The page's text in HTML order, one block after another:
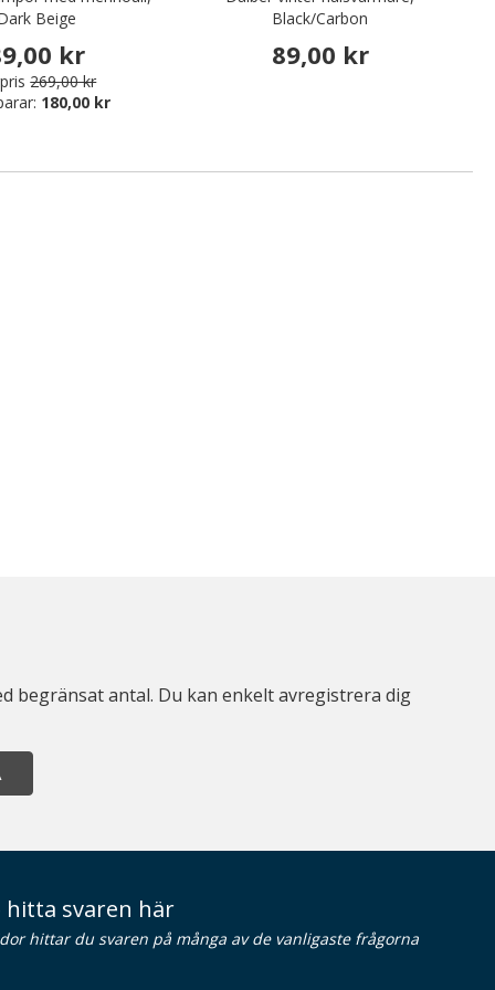
Beige
kr
269,00 kr
180,00 kr
Black/Carbon
89,00 kr
begränsat antal. Du kan enkelt avregistrera dig
svaren här
hittar du svaren på många av de vanligaste frågorna